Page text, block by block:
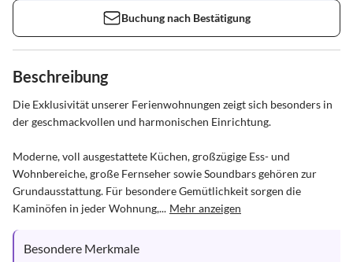
Buchung nach Bestätigung
Beschreibung
Die Exklusivität unserer Ferienwohnungen zeigt sich besonders in
der geschmackvollen und harmonischen Einrichtung.
Moderne, voll ausgestattete Küchen, großzügige Ess- und
Wohnbereiche, große Fernseher sowie Soundbars gehören zur
Grundausstattung. Für besondere Gemütlichkeit sorgen die
Kaminöfen in jeder Wohnung,... Mehr anzeigen
Besondere Merkmale